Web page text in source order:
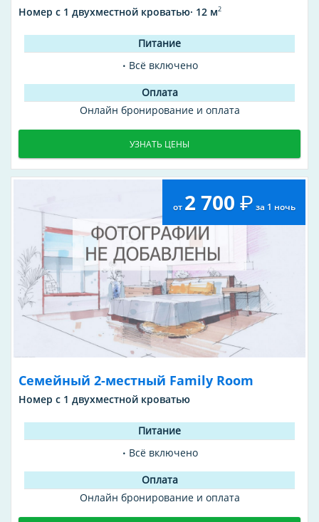
Номер с 1 двухместной кроватью· 12 м2
Всё включено
Онлайн бронирование и оплата
УЗНАТЬ ЦЕНЫ
от 2 700 за 1 ночь
Семейный 2-местный Family Room
Номер с 1 двухместной кроватью
Всё включено
Онлайн бронирование и оплата